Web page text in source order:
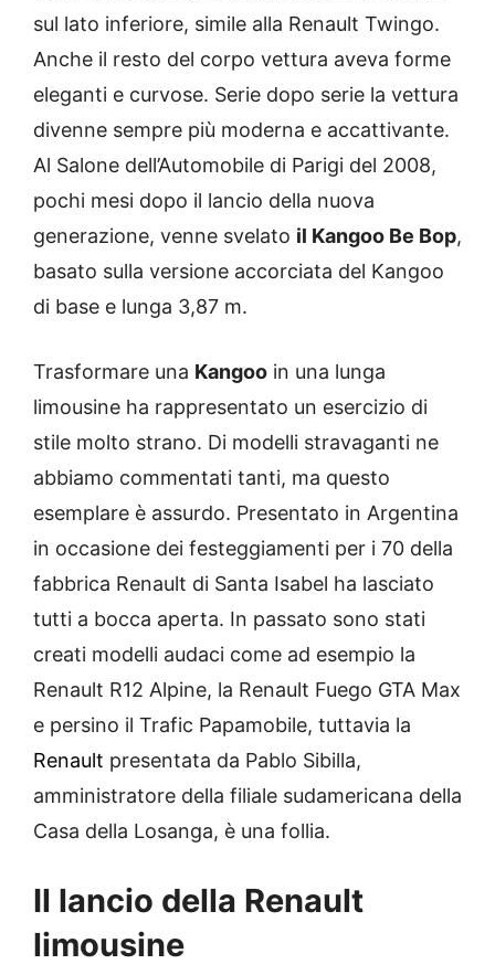
sul lato inferiore, simile alla Renault Twingo.
Anche il resto del corpo vettura aveva forme
eleganti e curvose. Serie dopo serie la vettura
divenne sempre più moderna e accattivante.
Al Salone dell’Automobile di Parigi del 2008,
pochi mesi dopo il lancio della nuova
generazione, venne svelato il Kangoo Be Bop,
basato sulla versione accorciata del Kangoo
di base e lunga 3,87 m.
Trasformare una Kangoo in una lunga
limousine ha rappresentato un esercizio di
stile molto strano. Di modelli stravaganti ne
abbiamo commentati tanti, ma questo
esemplare è assurdo. Presentato in Argentina
in occasione dei festeggiamenti per i 70 della
fabbrica Renault di Santa Isabel ha lasciato
tutti a bocca aperta. In passato sono stati
creati modelli audaci come ad esempio la
Renault R12 Alpine, la Renault Fuego GTA Max
e persino il Trafic Papamobile, tuttavia la
Renault presentata da Pablo Sibilla,
amministratore della filiale sudamericana della
Casa della Losanga, è una follia.
Il lancio della Renault
limousine